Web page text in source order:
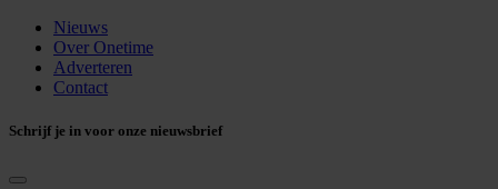
Nieuws
Over Onetime
Adverteren
Contact
Schrijf je in voor onze nieuwsbrief